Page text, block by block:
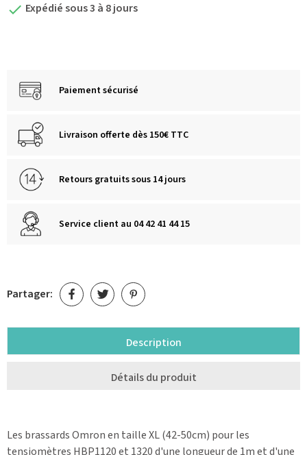
 Expédié sous 3 à 8 jours
Paiement sécurisé
Livraison offerte dès 150€ TTC
Retours gratuits sous 14 jours
Service client au 04 42 41 44 15
Partager:
Description
Détails du produit
Les brassards Omron en taille XL (42-50cm) pour les
tensiomètres HBP1120 et 1320 d'une longueur de 1m et d'une